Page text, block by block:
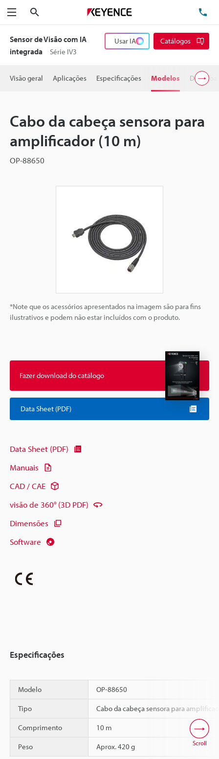
Menu
Sensor de Visão com IA
integrada
Série IV3
Usar IA Catálogos
Visão geral Aplicações Especificações Modelos
Cabo da cabeça sensora para
amplificador (10 m)
OP-88650
*Note que os acessórios apresentados na imagem são para fins
ilustrativos e podem não estar incluídos com o produto.
Fazer download do catálogo
Data Sheet (PDF)
Data Sheet (PDF)
Manuais
CAD / CAE
visão de 360° (3D PDF)
Dimensões
Software
Especificações
Modelo OP-88650
Tipo Cabo da cabeça sensora para
Comprimento 10 m
Peso Aprox. 420 g Scroll